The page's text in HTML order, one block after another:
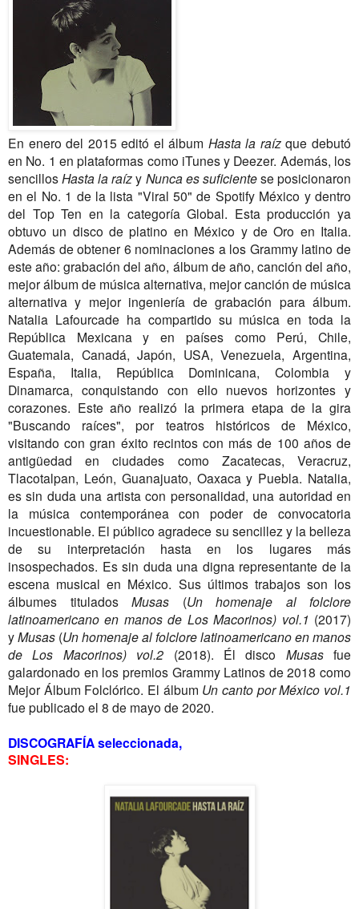
En enero del 2015 editó el álbum Hasta la raízque debutó
en No. 1 en plataformas como iTunes y Deezer. Además, los
sencillosHasta la raízy Nunca es suficientese posicionaron
en el No. 1 de la lista "Viral 50" de Spotify México y dentro
del Top Ten en la categoría Global. Esta producción ya
obtuvo un disco de platino en México y de Oro en Italia.
Además de obtener 6 nominaciones a los Grammy latino de
este año: grabación del año, álbum de año, canción del año,
mejor álbum de música alternativa, mejor canción de música
alternativa y mejor ingeniería de grabación para álbum.
Natalia Lafourcade ha compartido su música en toda la
República Mexicana y en países como Perú, Chile,
Guatemala, Canadá, Japón, USA, Venezuela, Argentina,
España, Italia, República Dominicana, Colombia y
Dinamarca, conquistando con ello nuevos horizontes y
corazones. Este año realizó la primera etapa de la gira
"Buscando raíces", por teatros históricos de México,
visitando con gran éxito recintos con más de 100 años de
antigüedad en ciudades como Zacatecas, Veracruz,
Tlacotalpan, León, Guanajuato, Oaxaca y Puebla. Natalia,
es sin duda una artista con personalidad, una autoridad en
la música contemporánea con poder de convocatoria
incuestionable. El público agradece su sencillez y la belleza
de su interpretación hasta en los lugares más
insospechados. Es sin duda una digna representante de la
escena musical en México. Sus últimos trabajos son los
álbumes titulados Musas (Un homenaje al folclore
latinoamericano en manos de Los Macorinos) vol.1 (2017)
yMusas (Un homenaje al folclore latinoamericano en manos
de Los Macorinos) vol.2 (2018). Él disco Musasfue
galardonado en los premios Grammy Latinos de 2018 como
Mejor Álbum Folclórico. El álbum Un canto por México vol.1
fue publicado el 8 de mayo de 2020.
DISCOGRAFÍA seleccionada,
SINGLES: